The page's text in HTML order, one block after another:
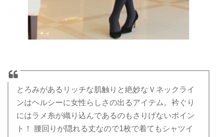
とろみがあるリッチな肌触りと絶妙なＶネックライ
ンはヘルシーに女性らしさの出るアイテム。衿ぐり
にはラメ糸が織り込んであるのもさりげないポイン
ト！ 腰回りが隠れる丈なので1枚で着てもシャツイ